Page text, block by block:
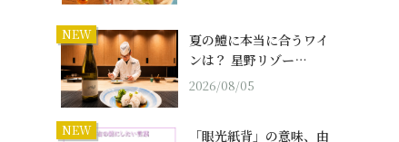
NEW
夏の鱧に本当に合うワイ
ンは？ 星野リゾー…
2026/08/05
NEW
「眼光紙背」の意味、由